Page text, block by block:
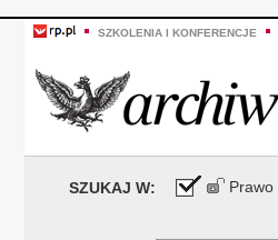
SZKOLENIA I KONFERENCJE
SZUKAJ W: Prawo